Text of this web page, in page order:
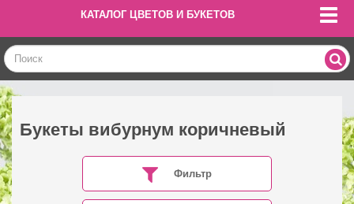
КАТАЛОГ ЦВЕТОВ И БУКЕТОВ
Букеты вибурнум коричневый
Фильтр